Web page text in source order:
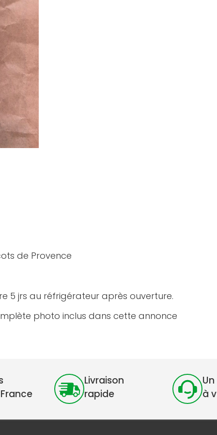
de Provence
5 jrs au réfrigérateur après ouverture.
photo inclus dans cette annonce
Livraison
rapide
à